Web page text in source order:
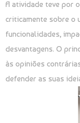
A atividade teve por
criticamente sobre o
funcionalidades,
desvantagens. O
às opiniões
defender as suas